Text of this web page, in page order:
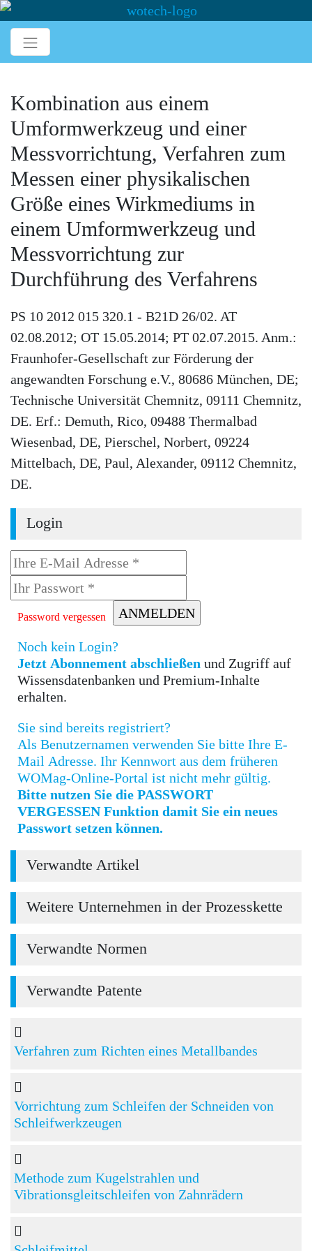
Kombination aus einem
Umformwerkzeug und einer
Messvorrichtung, Verfahren zum
Messen einer physikalischen
Größe eines Wirkmediums in
einem Umformwerkzeug und
Messvorrichtung zur
Durchführung des Verfahrens
PS 10 2012 015 320.1 - B21D 26/02. AT
02.08.2012; OT 15.05.2014; PT 02.07.2015. Anm.:
Fraunhofer-Gesellschaft zur Förderung der
angewandten Forschung e.V., 80686 München, DE;
Technische Universität Chemnitz, 09111 Chemnitz,
DE. Erf.: Demuth, Rico, 09488 Thermalbad
Wiesenbad, DE, Pierschel, Norbert, 09224
Mittelbach, DE, Paul, Alexander, 09112 Chemnitz,
DE.
Login
Password vergessen
Noch kein Login?
Jetzt Abonnement abschließen
Wissensdatenbanken und Premium-Inhalte
erhalten.
Sie sind bereits registriert?
Als Benutzernamen verwenden Sie bitte Ihre E-
Mail Adresse. Ihr Kennwort aus dem früheren
WOMag-Online-Portal ist nicht mehr gültig.
Bitte nutzen Sie die PASSWORT
VERGESSEN Funktion damit Sie ein neues
Passwort setzen können.
Verwandte Artikel
Weitere Unternehmen in der Prozesskette
Verwandte Normen
Verwandte Patente
Verfahren zum Richten eines Metallbandes
Vorrichtung zum Schleifen der Schneiden von
Schleifwerkzeugen
Methode zum Kugelstrahlen und
Vibrationsgleitschleifen von Zahnrädern